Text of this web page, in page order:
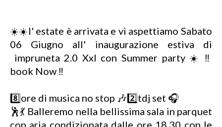
☀️☀️l' estate è arrivata e vi aspettiamo Sabato
06 Giugno all' inaugurazione estiva di
impruneta 2.0 Xxl con Summer party ☀️ ‼️
book Now ‼️
8️⃣ore di musica no stop 🎶2️⃣tdj set 🎧
🕺💃 Balleremo nella bellissima sala in parquet
con aria condizionata dalle ore 18.30 con le